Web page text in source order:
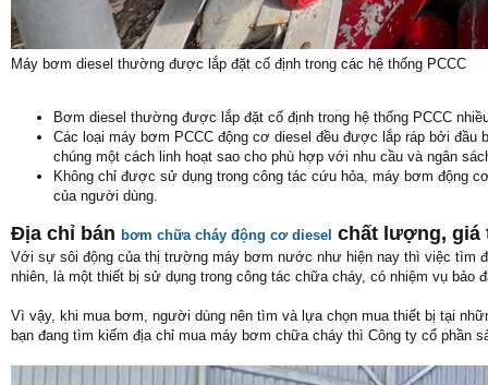
Máy bơm diesel thường được lắp đặt cố định trong các hệ thống PCCC
Bơm diesel thường được lắp đặt cố định trong hệ thống PCCC
Các loại máy bơm PCCC động cơ diesel đều được lắp ráp bởi
chúng một cách linh hoạt sao cho phù hợp với nhu cầu và ngân
Không chỉ được sử dụng trong công tác cứu hỏa, máy bơm động
của người dùng.
Địa chỉ bán bơm chữa cháy động cơ diesel chất lượng, giá
Với sự sôi động của thị trường máy bơm nước như hiện nay thì việc tìm
nhiên, là một thiết bị sử dụng trong công tác chữa cháy, có nhiệm vụ
Vì vậy, khi mua bơm, người dùng nên tìm và lựa chọn mua thiết bị tại
bạn đang tìm kiếm địa chỉ mua máy bơm chữa cháy thì Công ty cổ phần